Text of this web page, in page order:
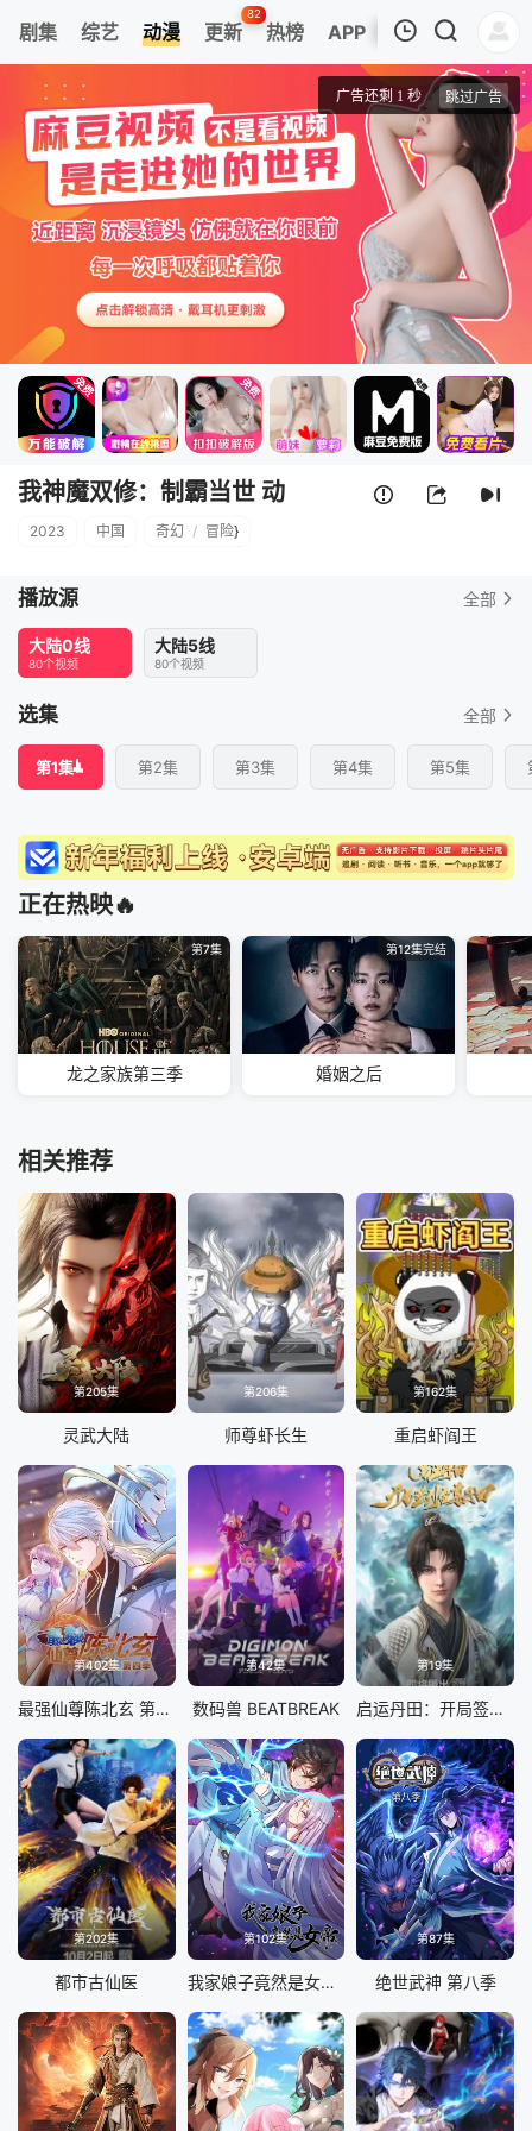
剧集 综艺 动漫 更新
82
热榜 APP
第1集
我神魔双修：制霸当世 动态漫画 第一季
清空
我神魔双修：制霸当世 动
2023 中国 奇幻 / 冒险}
播放源 全部
大陆0线
80个视频
大陆5线
80个视频
选集 全部
第1集 第2集 第3集 第4集 第5集
正在热映🔥
第7集
龙之家族第三季
第12集完结
婚姻之后
相关推荐
第205集
灵武大陆
第206集
师尊虾长生
第162集
重启虾阎王
第402集
最强仙尊陈北玄 第四季·动态漫
第42集
数码兽 BEATBREAK
第19集
启运丹田：开局签到至尊丹田
第202集
都市古仙医
第102集
我家娘子竟然是女帝 动态漫画
第87集
绝世武神 第八季